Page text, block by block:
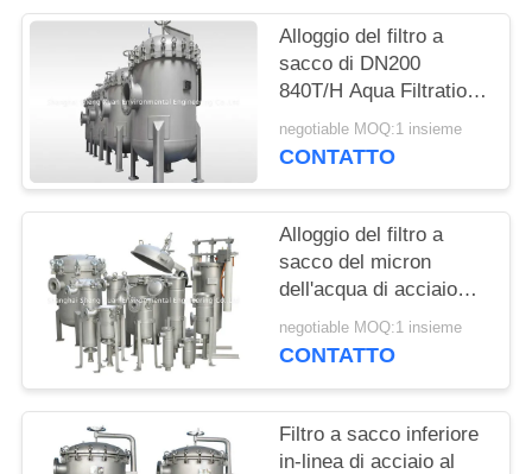
POLICY
Alloggio del filtro a
sacco di DN200
840T/H Aqua Filtration
SS316
negotiable MOQ:1 insieme
CONTATTO
Alloggio del filtro a
sacco del micron
dell'acqua di acciaio
inossidabile 10T/H
negotiable MOQ:1 insieme
CONTATTO
Filtro a sacco inferiore
in-linea di acciaio al